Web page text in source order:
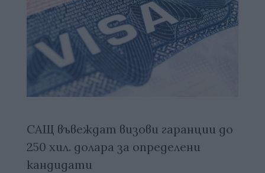
САЩ въвеждат визови гаранции до
250 хил. долара за определени
кандидати